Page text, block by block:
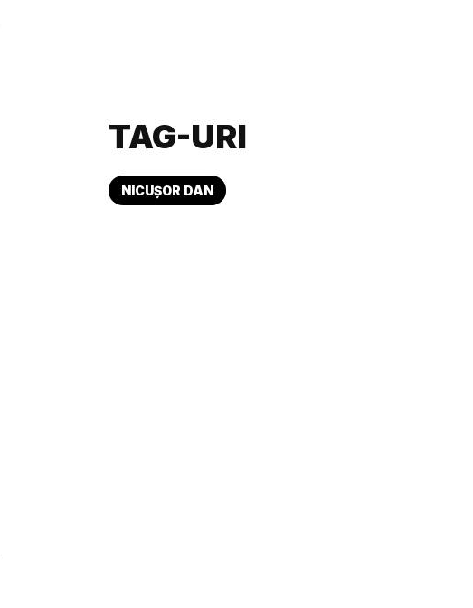
TAG-URI
NICUȘOR DAN